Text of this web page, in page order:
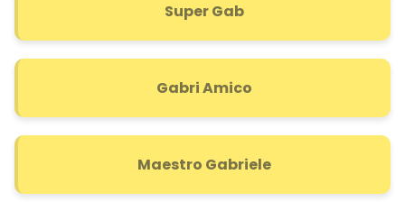
Super Gab
Gabri Amico
Maestro Gabriele